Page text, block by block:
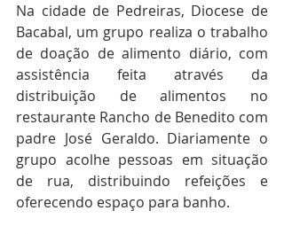
Na cidade de Pedreiras, Diocese de
Bacabal, um grupo realiza o trabalho
de doação de alimento diário, com
assistência feita através da
distribuição de alimentos no
restaurante Rancho de Benedito com
padre José Geraldo. Diariamente o
grupo acolhe pessoas em situação
de rua, distribuindo refeições e
oferecendo espaço para banho.